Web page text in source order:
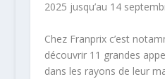
2025 jusqu’au 14
Chez Franprix c’est
découvrir 11 grandes
dans les rayons de leur